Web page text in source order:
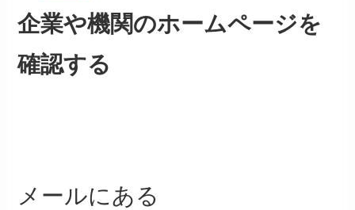
企業や機関のホームページを
確認する
メールにある